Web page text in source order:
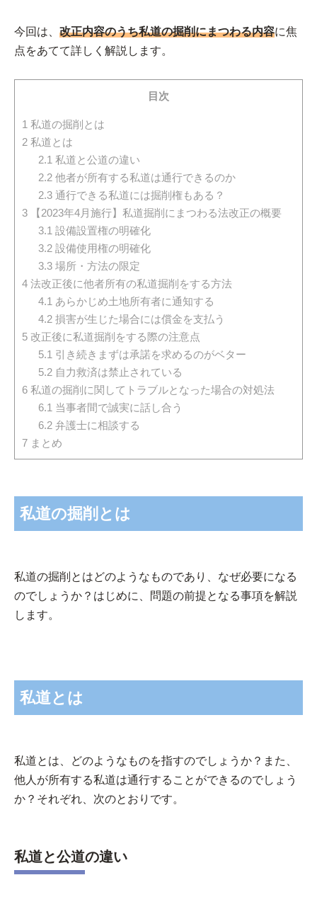
今回は、 改正内容のうち私道の掘削にまつわる内容に焦
点をあてて詳しく解説します。
目次
1 私道の掘削とは
2 私道とは
2.1 私道と公道の違い
2.2他者が所有する私道は通行できるのか
2.3通行できる私道には掘削権もある？
3 【2023年4月施行】私道掘削にまつわる法改正の概要
3.1 設備設置権の明確化
3.2設備使用権の明確化
3.3場所・方法の限定
4 法改正後に他者所有の私道掘削をする方法
4.1 あらかじめ土地所有者に通知する
4.2損害が生じた場合には償金を支払う
5 改正後に私道掘削をする際の注意点
5.1 引き続きまずは承諾を求めるのがベター
5.2自力救済は禁止されている
6 私道の掘削に関してトラブルとなった場合の対処法
6.1 当事者間で誠実に話し合う
6.2弁護士に相談する
7 まとめ
私道の掘削とは
私道の掘削とはどのようなものであり、なぜ必要になる
のでしょうか？はじめに、問題の前提となる事項を解説
します。
私道とは
私道とは、どのようなものを指すのでしょうか？また、
他人が所有する私道は通行することができるのでしょう
か？それぞれ、次のとおりです。
私道と公道の違い